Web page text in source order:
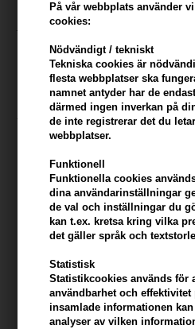
På vår webbplats använder
cookies:
Nödvändigt / tekniskt
Tekniska cookies är
flesta webbplatser ska
namnet antyder har de
därmed ingen inverkan på
de inte registrerar det du
webbplatser.
Funktionell
Funktionella cookies
dina användarinställningar
de val och inställningar du
kan t.ex. kretsa kring vilka
det gäller språk och
Statistisk
Statistikcookies används för
användbarhet och effektivitet
insamlade informationen
analyser av vilken
John Masters 2-i-1 schampo och
schampo för känslig, torr hårbotten
rengörs försiktigt samtidigt som det
hårvård.
John Masters 2-i-1 schampo
salvia har dessa egenskaper
- har en balsameffekt
- motverkar klåda i hårbotten
motverkar fet hårbotten
- utan parabener
Använd Zink & Sage Shampoo
- appliceras i vått hår
- massera in i hår och hårbotten
- skölj håret